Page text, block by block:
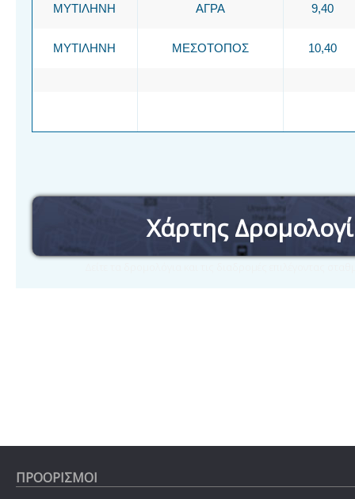
ΜΥΤΙΛΗΝΗ ΑΓΡΑ 9,40
ΜΥΤΙΛΗΝΗ ΜΕΣΟΤΟΠΟΣ 10,40
Χάρτης
ΠΡΟΟΡΙΣΜΟΙ